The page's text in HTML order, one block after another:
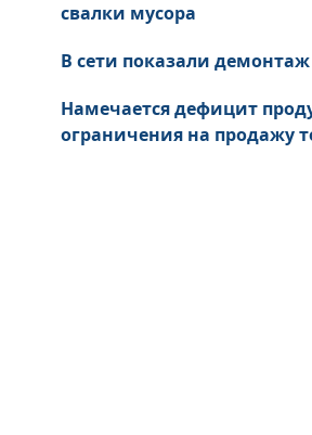
свалки мусора
В сети показали
Намечается дефицит
ограничения на продажу